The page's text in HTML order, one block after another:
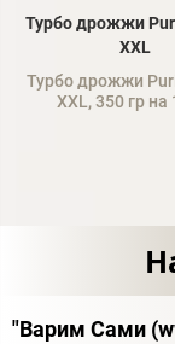
Турбо дрожжи
XXL
Турбо дрожжи
XXL, 350 гр на
"Варим Сами